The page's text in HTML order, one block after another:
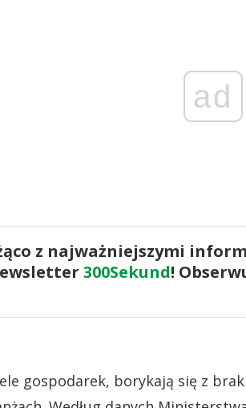
ad
z najważniejszymi
300Sekund!
gospodarek, borykają się z